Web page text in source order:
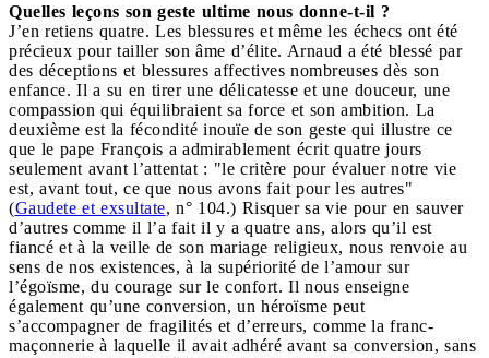
Quelles leçons son geste ultime nous donne-t-il ?
J’en retiens quatre. Les blessures et même les échecs ont été
précieux pour tailler son âme d’élite. Arnaud a été blessé par
des déceptions et blessures affectives nombreuses dès son
enfance. Il a su en tirer une délicatesse et une douceur, une
compassion qui équilibraient sa force et son ambition. La
deuxième est la fécondité inouïe de son geste qui illustre ce
que le pape François a admirablement écrit quatre jours
seulement avant l’attentat : "le critère pour évaluer notre vie
est, avant tout, ce que nous avons fait pour les autres"
(Gaudete et exsultate, n° 104.) Risquer sa vie pour en sauver
d’autres comme il l’a fait il y a quatre ans, alors qu’il est
fiancé et à la veille de son mariage religieux, nous renvoie au
sens de nos existences, à la supériorité de l’amour sur
l’égoïsme, du courage sur le confort. Il nous enseigne
également qu’une conversion, un héroïsme peut
s’accompagner de fragilités et d’erreurs, comme la franc-
maçonnerie à laquelle il avait adhéré avant sa conversion, sans